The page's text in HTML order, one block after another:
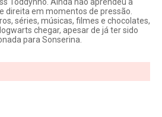
direita em momentos de pressão.
séries, músicas, filmes e chocolates,
chegar, apesar de já ter sido
para Sonserina.